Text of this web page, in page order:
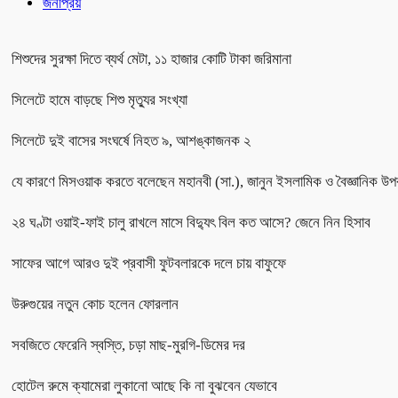
শিশুদের সুরক্ষা দিতে ব্যর্থ মেটা, ১১ হাজার কোটি টাকা জরিমানা
সিলেটে হামে বাড়ছে শিশু মৃত্যুর সংখ্যা
সিলেটে দুই বাসের সংঘর্ষে নিহত ৯, আশঙ্কাজনক ২
যে কারণে মিসওয়াক করতে বলেছেন মহানবী (সা.), জানুন ইসলামিক ও বৈজ্ঞানিক
২৪ ঘণ্টা ওয়াই-ফাই চালু রাখলে মাসে বিদ্যুৎ বিল কত আসে? জেনে নিন হিসাব
সাফের আগে আরও দুই প্রবাসী ফুটবলারকে দলে চায় বাফুফে
উরুগুয়ের নতুন কোচ হলেন ফোরলান
সবজিতে ফেরেনি স্বস্তি, চড়া মাছ-মুরগি-ডিমের দর
হোটেল রুমে ক্যামেরা লুকানো আছে কি না বুঝবেন যেভাবে